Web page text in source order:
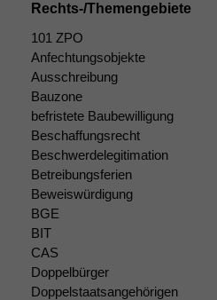
Rechts-/Themengebiete
101 ZPO
Anfechtungsobjekte
Ausschreibung
Bauzone
befristete Baubewilligung
Beschaffungsrecht
Beschwerdelegitimation
Betreibungsferien
Beweiswürdigung
BGE
BIT
CAS
Doppelbürger
Doppelstaatsangehörigen